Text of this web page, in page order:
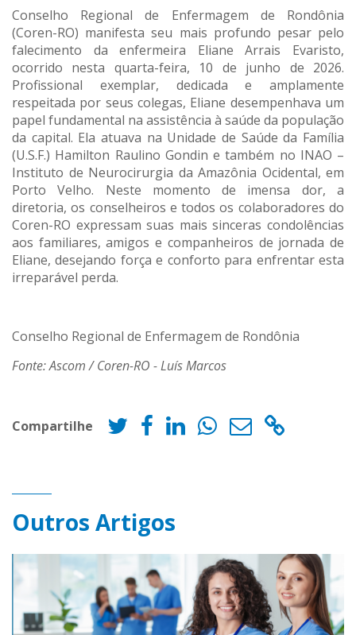
Conselho Regional de Enfermagem de Rondônia
(Coren-RO) manifesta seu mais profundo pesar pelo
falecimento da enfermeira Eliane Arrais Evaristo,
ocorrido nesta quarta-feira, 10 de junho de 2026.
Profissional exemplar, dedicada e amplamente
respeitada por seus colegas, Eliane desempenhava um
papel fundamental na assistência à saúde da população
da capital. Ela atuava na Unidade de Saúde da Família
(U.S.F.) Hamilton Raulino Gondin e também no INAO –
Instituto de Neurocirurgia da Amazônia Ocidental, em
Porto Velho. Neste momento de imensa dor, a
diretoria, os conselheiros e todos os colaboradores do
Coren-RO expressam suas mais sinceras condolências
aos familiares, amigos e companheiros de jornada de
Eliane, desejando força e conforto para enfrentar esta
irreparável perda.
Conselho Regional de Enfermagem de Rondônia
Fonte: Ascom / Coren-RO - Luís Marcos
Compartilhe
Outros Artigos